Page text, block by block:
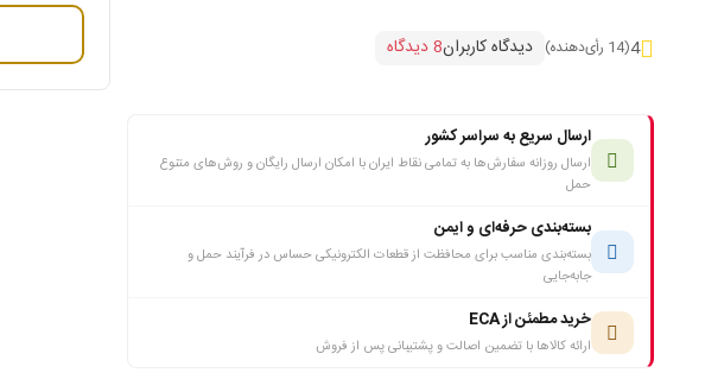
4(14 رأی‌دهنده) دیدگاه کاربران8 دیدگاه
ارسال سریع به سراسر کشور
ارسال روزانه سفارش‌ها به تمامی نقاط ایران با امکان ارسال رایگان و روش‌های متنوع
حمل
بسته‌بندی حرفه‌ای و ایمن
بسته‌بندی مناسب برای محافظت از قطعات الکترونیکی حساس در فرآیند حمل و
جابه‌جایی
خرید مطمئن از ECA
ارائه کالاها با تضمین اصالت و پشتیبانی پس از فروش